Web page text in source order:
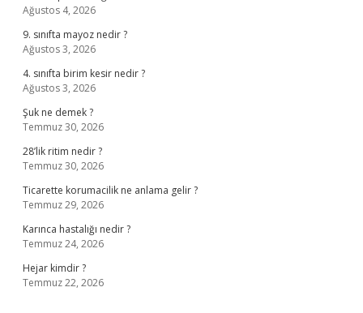
Ağustos 4, 2026
9. sınıfta mayoz nedir ?
Ağustos 3, 2026
4. sınıfta birim kesir nedir ?
Ağustos 3, 2026
Şuk ne demek ?
Temmuz 30, 2026
28’lik ritim nedir ?
Temmuz 30, 2026
Ticarette korumacilik ne anlama gelir ?
Temmuz 29, 2026
Karınca hastalığı nedir ?
Temmuz 24, 2026
Hejar kimdir ?
Temmuz 22, 2026